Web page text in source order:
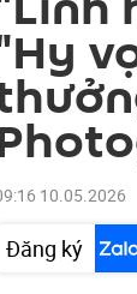
10.05.2026
Đăng ký